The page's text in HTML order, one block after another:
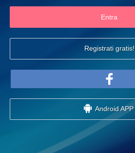
Entra
Registrati gratis!
Android APP